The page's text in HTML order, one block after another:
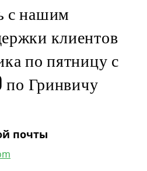
с нашим
клиентов
по пятницу с
по Гринвичу
почты